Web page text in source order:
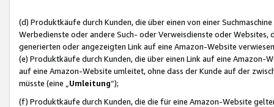
(d) Produktkäufe durch Kunden, die über einen von einer
Werbedienste oder andere Such- oder Verweisdienste oder Websites,
generierten oder angezeigten Link auf eine Amazon-Website
(e) Produktkäufe durch Kunden, die über einen Link auf eine
auf eine Amazon-Website umleitet, ohne dass der Kunde auf der
müsste (eine „ Umleitung“);
(f) Produktkäufe durch Kunden, die die für eine Amazon-Website